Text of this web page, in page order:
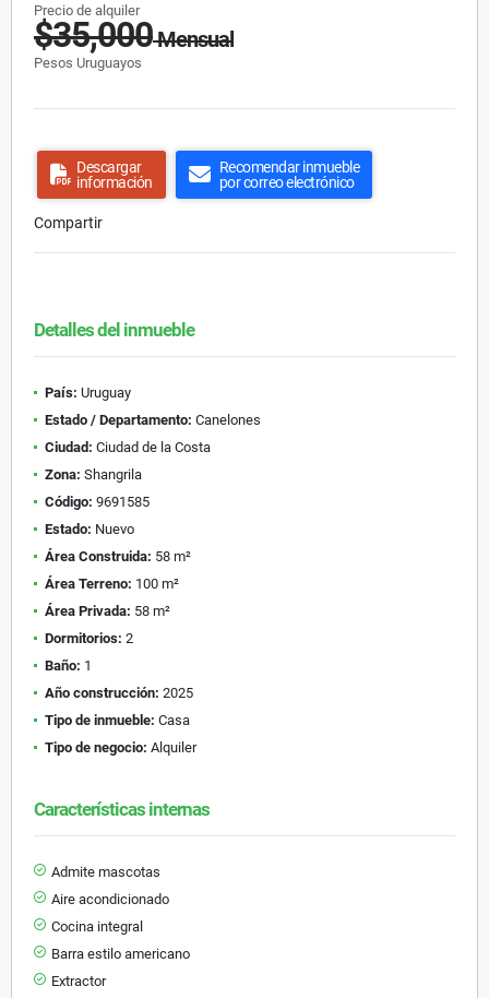
Precio de alquiler
$35,000Mensual
Pesos Uruguayos
Descargar
información
Recomendar inmueble
por correo electrónico
Compartir
Detalles del inmueble
País: Uruguay
Estado / Departamento: Canelones
Ciudad: Ciudad de la Costa
Zona: Shangrila
Código: 9691585
Estado: Nuevo
Área Construida: 58 m²
Área Terreno: 100 m²
Área Privada: 58 m²
Dormitorios: 2
Baño: 1
Año construcción: 2025
Tipo de inmueble: Casa
Tipo de negocio: Alquiler
Características internas
Admite mascotas
Aire acondicionado
Cocina integral
Barra estilo americano
Extractor